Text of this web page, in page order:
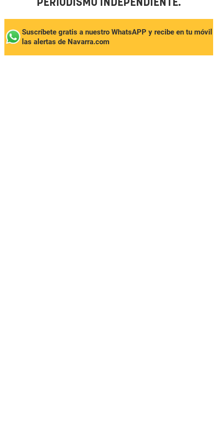
PERIODISMO INDEPENDIENTE.
Suscríbete gratis a nuestro WhatsAPP y recibe en tu móvil
las alertas de Navarra.com